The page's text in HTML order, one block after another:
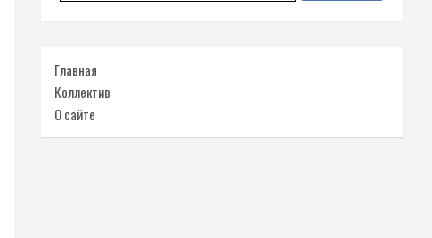
Главная
Коллектив
О сайте